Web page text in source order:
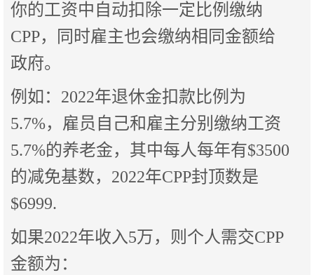
你的工资中自动扣除一定比例缴纳
CPP，同时雇主也会缴纳相同金额给
政府。
例如：2022年退休金扣款比例为
5.7%，雇员自己和雇主分别缴纳工资
5.7%的养老金，其中每人每年有$3500
的减免基数，2022年CPP封顶数是
$6999.
如果2022年收入5万，则个人需交CPP
金额为：